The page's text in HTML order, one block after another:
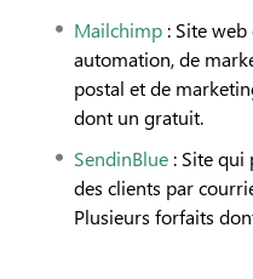
Mailchimp : Site
automation, de
postal et de
dont un gratuit.
SendinBlue : Site
des clients par
Plusieurs forfaits